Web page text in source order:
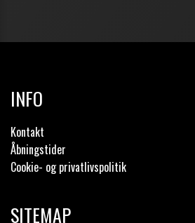
INFO
Kontakt
Åbningstider
Cookie- og privatlivspolitik
SITEMAP